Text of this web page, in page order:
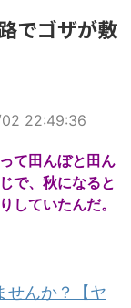
でゴザが敷
22:49:36
て田んぼと田ん
で、秋になると
していたんだ。
せんか？【ヤ